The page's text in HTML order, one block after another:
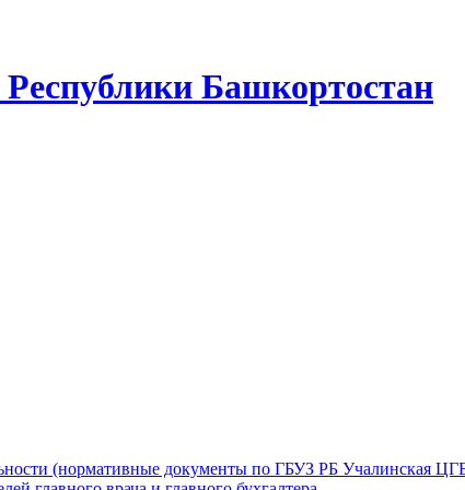
Башкортостан
(нормативные документы по ГБУЗ РБ Учалинская